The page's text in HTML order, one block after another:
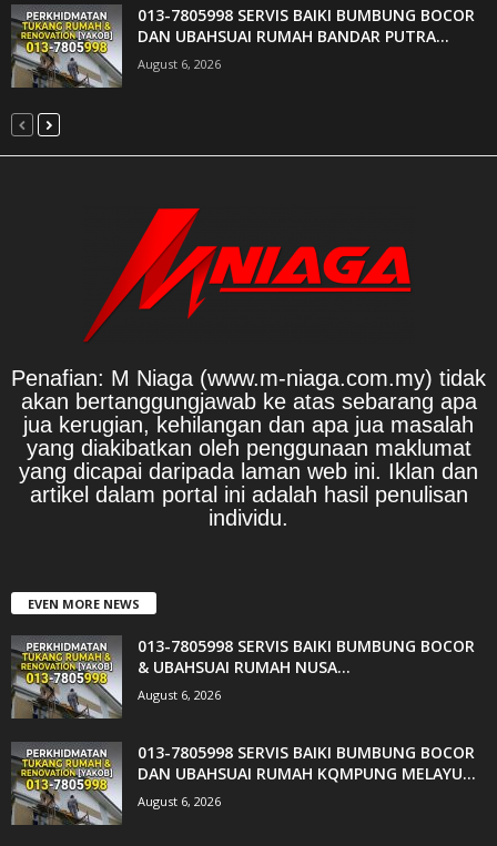
013-7805998 SERVIS BAIKI BUMBUNG BOCOR
DAN UBAHSUAI RUMAH BANDAR PUTRA...
August 6, 2026
Penafian: M Niaga (www.m-niaga.com.my) tidak
akan bertanggungjawab ke atas sebarang apa
jua kerugian, kehilangan dan apa jua masalah
yang diakibatkan oleh penggunaan maklumat
yang dicapai daripada laman web ini. Iklan dan
artikel dalam portal ini adalah hasil penulisan
individu.
EVEN MORE NEWS
013-7805998 SERVIS BAIKI BUMBUNG BOCOR
& UBAHSUAI RUMAH NUSA...
August 6, 2026
013-7805998 SERVIS BAIKI BUMBUNG BOCOR
DAN UBAHSUAI RUMAH KQMPUNG MELAYU...
August 6, 2026